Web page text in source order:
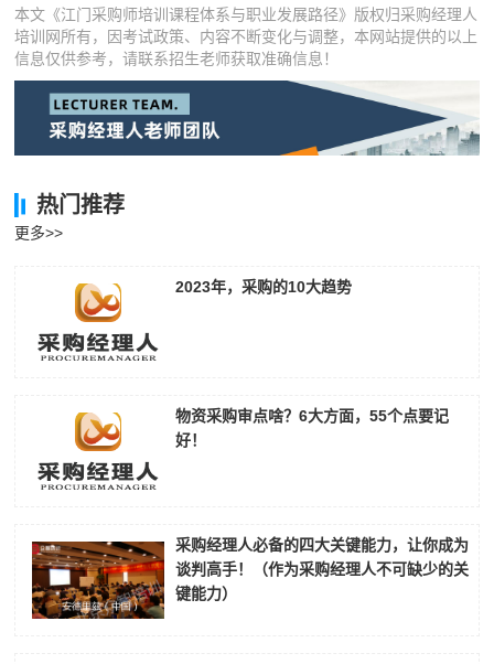
本文《江门采购师培训课程体系与职业发展路径》版权归采购经理人
培训网所有，因考试政策、内容不断变化与调整，本网站提供的以上
信息仅供参考，请联系招生老师获取准确信息！
热门推荐
更多>>
2023年，采购的10大趋势
物资采购审点啥？6大方面，55个点要记
好！​
采购经理人必备的四大关键能力，让你成为
谈判高手！（作为采购经理人不可缺少的关
键能力）